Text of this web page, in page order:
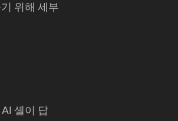
위해 세부
셸이 답